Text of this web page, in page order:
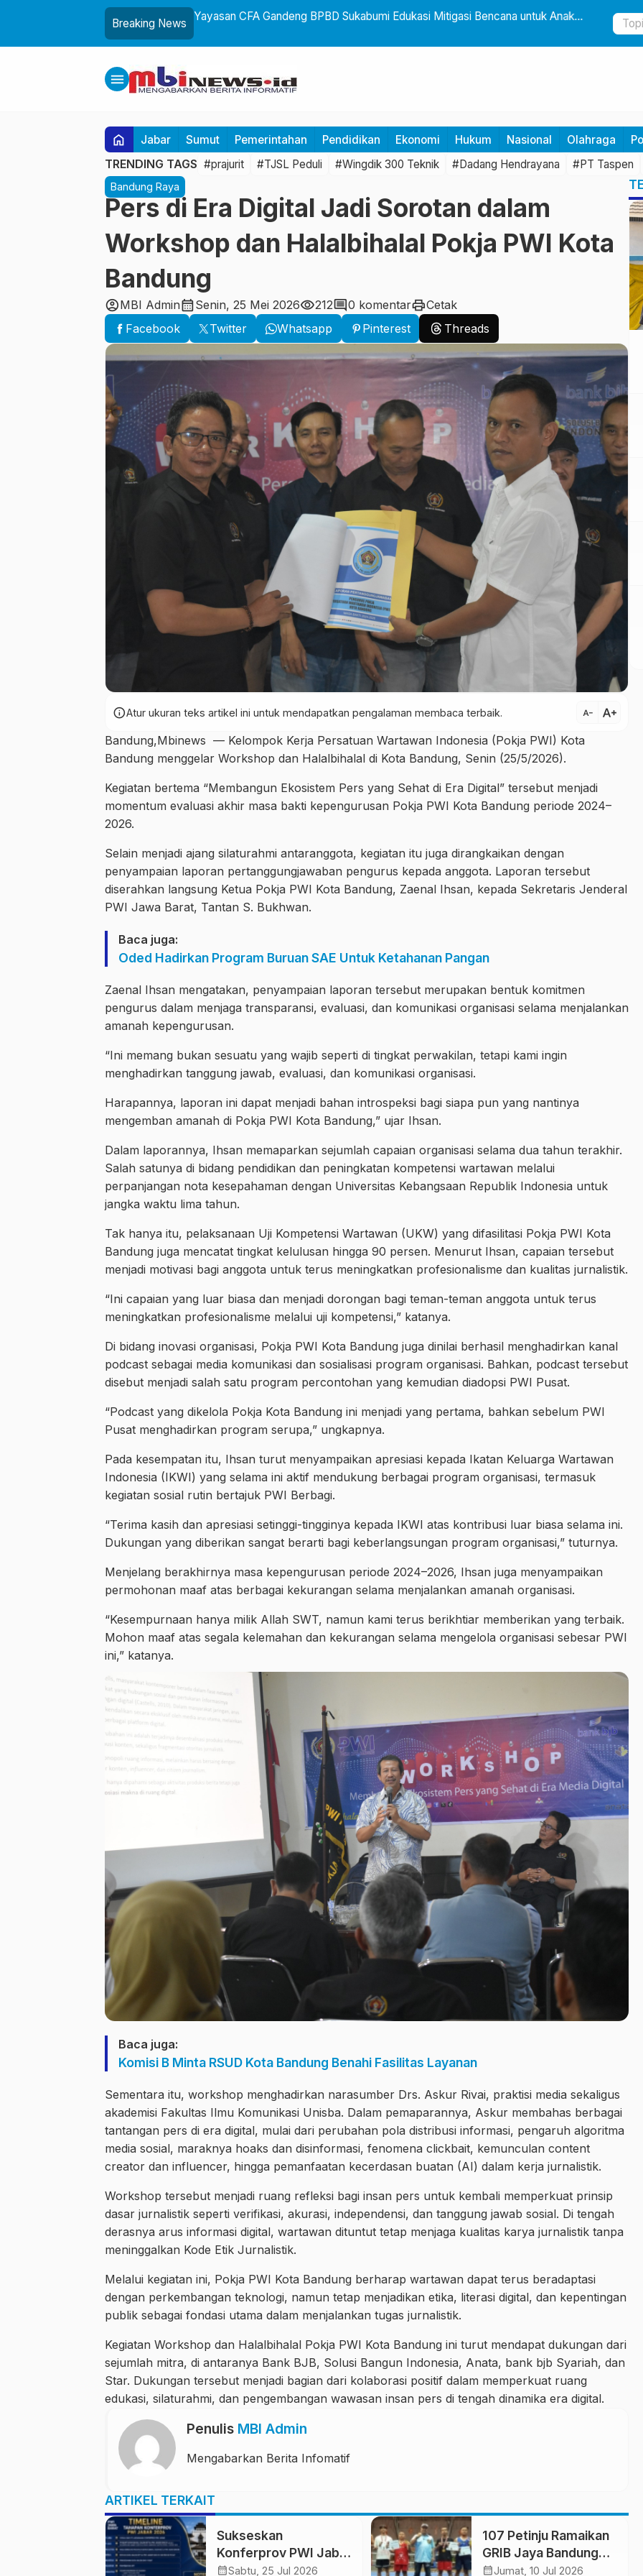
Breaking News
Birokrasi Profesional dan Adaptif
Yayasan CFA Gandeng BPBD Sukabumi Edukasi Mitigasi Bencana untuk Anak
Tak Ingin
menu
home Jabar Sumut Pemerintahan Pendidikan Ekonomi Hukum Nasional Olahraga
TRENDING TAGS #prajurit #TJSL Peduli #Wingdik 300 Teknik #Dadang Hendrayana #PT Taspen
Bandung Raya
Pers di Era Digital Jadi Sorotan dalam
Workshop dan Halalbihalal Pokja PWI Kota
Bandung
account_circleMBI Admincalendar_monthSenin, 25 Mei 2026visibility212comment0 komentarprintCetak
Facebook
Twitter Whatsapp Pinterest Threads
infoAtur ukuran teks artikel ini untuk mendapatkan pengalaman membaca terbaik. text_decrease text_increase
Bandung,Mbinews — Kelompok Kerja Persatuan Wartawan Indonesia (Pokja PWI) Kota
Bandung menggelar Workshop dan Halalbihalal di Kota Bandung, Senin (25/5/2026).
Kegiatan bertema “Membangun Ekosistem Pers yang Sehat di Era Digital” tersebut menjadi
momentum evaluasi akhir masa bakti kepengurusan Pokja PWI Kota Bandung periode 2024–
2026.
Selain menjadi ajang silaturahmi antaranggota, kegiatan itu juga dirangkaikan dengan
penyampaian laporan pertanggungjawaban pengurus kepada anggota. Laporan tersebut
diserahkan langsung Ketua Pokja PWI Kota Bandung, Zaenal Ihsan, kepada Sekretaris Jenderal
PWI Jawa Barat, Tantan S. Bukhwan.
Baca juga:
Oded Hadirkan Program Buruan SAE Untuk Ketahanan Pangan
Zaenal Ihsan mengatakan, penyampaian laporan tersebut merupakan bentuk komitmen
pengurus dalam menjaga transparansi, evaluasi, dan komunikasi organisasi selama menjalankan
amanah kepengurusan.
“Ini memang bukan sesuatu yang wajib seperti di tingkat perwakilan, tetapi kami ingin
menghadirkan tanggung jawab, evaluasi, dan komunikasi organisasi.
Harapannya, laporan ini dapat menjadi bahan introspeksi bagi siapa pun yang nantinya
mengemban amanah di Pokja PWI Kota Bandung,” ujar Ihsan.
Dalam laporannya, Ihsan memaparkan sejumlah capaian organisasi selama dua tahun terakhir.
Salah satunya di bidang pendidikan dan peningkatan kompetensi wartawan melalui
perpanjangan nota kesepahaman dengan Universitas Kebangsaan Republik Indonesia untuk
jangka waktu lima tahun.
Tak hanya itu, pelaksanaan Uji Kompetensi Wartawan (UKW) yang difasilitasi Pokja PWI Kota
Bandung juga mencatat tingkat kelulusan hingga 90 persen. Menurut Ihsan, capaian tersebut
menjadi motivasi bagi anggota untuk terus meningkatkan profesionalisme dan kualitas jurnalistik.
“Ini capaian yang luar biasa dan menjadi dorongan bagi teman-teman anggota untuk terus
meningkatkan profesionalisme melalui uji kompetensi,” katanya.
Di bidang inovasi organisasi, Pokja PWI Kota Bandung juga dinilai berhasil menghadirkan kanal
podcast sebagai media komunikasi dan sosialisasi program organisasi. Bahkan, podcast tersebut
disebut menjadi salah satu program percontohan yang kemudian diadopsi PWI Pusat.
“Podcast yang dikelola Pokja Kota Bandung ini menjadi yang pertama, bahkan sebelum PWI
Pusat menghadirkan program serupa,” ungkapnya.
Pada kesempatan itu, Ihsan turut menyampaikan apresiasi kepada Ikatan Keluarga Wartawan
Indonesia (IKWI) yang selama ini aktif mendukung berbagai program organisasi, termasuk
kegiatan sosial rutin bertajuk PWI Berbagi.
“Terima kasih dan apresiasi setinggi-tingginya kepada IKWI atas kontribusi luar biasa selama ini.
Dukungan yang diberikan sangat berarti bagi keberlangsungan program organisasi,” tuturnya.
Menjelang berakhirnya masa kepengurusan periode 2024–2026, Ihsan juga menyampaikan
permohonan maaf atas berbagai kekurangan selama menjalankan amanah organisasi.
“Kesempurnaan hanya milik Allah SWT, namun kami terus berikhtiar memberikan yang terbaik.
Mohon maaf atas segala kelemahan dan kekurangan selama mengelola organisasi sebesar PWI
ini,” katanya.
Baca juga:
Komisi B Minta RSUD Kota Bandung Benahi Fasilitas Layanan
Sementara itu, workshop menghadirkan narasumber Drs. Askur Rivai, praktisi media sekaligus
akademisi Fakultas Ilmu Komunikasi Unisba. Dalam pemaparannya, Askur membahas berbagai
tantangan pers di era digital, mulai dari perubahan pola distribusi informasi, pengaruh algoritma
media sosial, maraknya hoaks dan disinformasi, fenomena clickbait, kemunculan content
creator dan influencer, hingga pemanfaatan kecerdasan buatan (AI) dalam kerja jurnalistik.
Workshop tersebut menjadi ruang refleksi bagi insan pers untuk kembali memperkuat prinsip
dasar jurnalistik seperti verifikasi, akurasi, independensi, dan tanggung jawab sosial. Di tengah
derasnya arus informasi digital, wartawan dituntut tetap menjaga kualitas karya jurnalistik tanpa
meninggalkan Kode Etik Jurnalistik.
Melalui kegiatan ini, Pokja PWI Kota Bandung berharap wartawan dapat terus beradaptasi
dengan perkembangan teknologi, namun tetap menjadikan etika, literasi digital, dan kepentingan
publik sebagai fondasi utama dalam menjalankan tugas jurnalistik.
Kegiatan Workshop dan Halalbihalal Pokja PWI Kota Bandung ini turut mendapat dukungan dari
sejumlah mitra, di antaranya Bank BJB, Solusi Bangun Indonesia, Anata, bank bjb Syariah, dan
Star. Dukungan tersebut menjadi bagian dari kolaborasi positif dalam memperkuat ruang
edukasi, silaturahmi, dan pengembangan wawasan insan pers di tengah dinamika era digital.
Penulis MBI Admin
Mengabarkan Berita Infomatif
ARTIKEL TERKAIT
Sukseskan
Konferprov PWI Jabar
2026, Panitia Tekan
calendar_monthSabtu, 25 Jul 2026
107 Petinju Ramaikan
GRIB Jaya Bandung
Boxing Camp 2026
calendar_monthJumat, 10 Jul 2026